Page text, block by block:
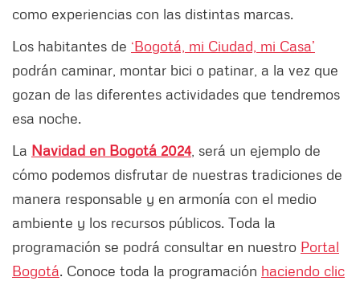
como experiencias con las distintas marcas.
Los habitantes de ‘Bogotá, mi Ciudad, mi Casa’
podrán caminar, montar bici o patinar, a la vez que
gozan de las diferentes actividades que tendremos
esa noche.
La Navidad en Bogotá 2024, será un ejemplo de
cómo podemos disfrutar de nuestras tradiciones de
manera responsable y en armonía con el medio
ambiente y los recursos públicos. Toda la
programación se podrá consultar en nuestro Portal
Bogotá. Conoce toda la programación haciendo clic